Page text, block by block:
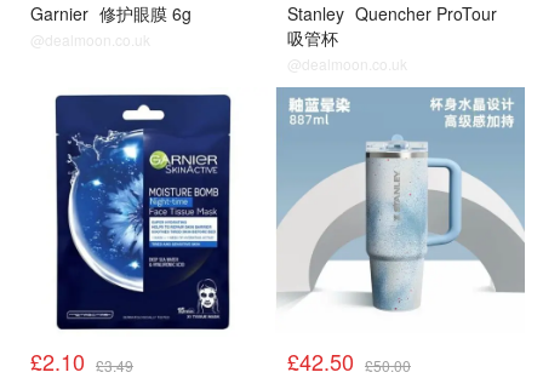
Garnier 修护眼膜 6g
@dealmoon.co.uk
Stanley Quencher ProTour
吸管杯
@dealmoon.co.uk
£2.10 £3.49 £42.50 £50.00